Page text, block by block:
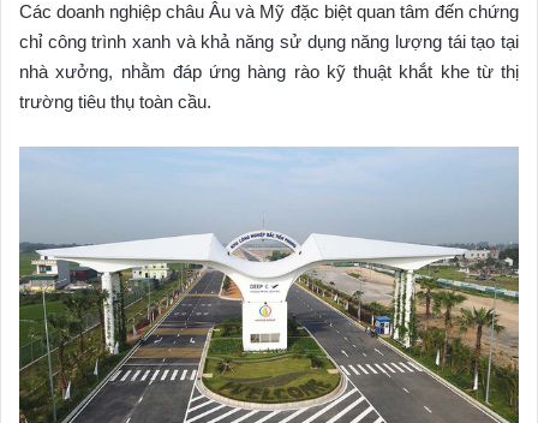
Các doanh nghiệp châu Âu và Mỹ đặc biệt quan tâm đến chứng
chỉ công trình xanh và khả năng sử dụng năng lượng tái tạo tại
nhà xưởng, nhằm đáp ứng hàng rào kỹ thuật khắt khe từ thị
trường tiêu thụ toàn cầu.